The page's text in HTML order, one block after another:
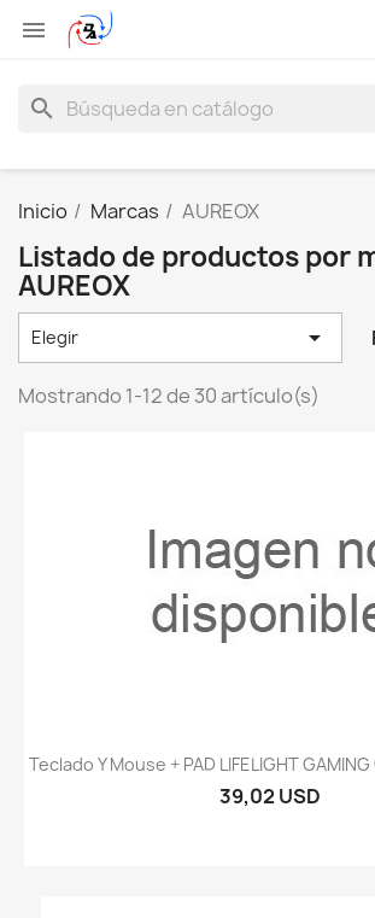

search
Inicio Marcas AUREOX
Listado de productos por
AUREOX
Elegir 
Mostrando 1-12 de 30 artículo(s)
Teclado Y Mouse + PAD LIFELIGHT
39,02 USD